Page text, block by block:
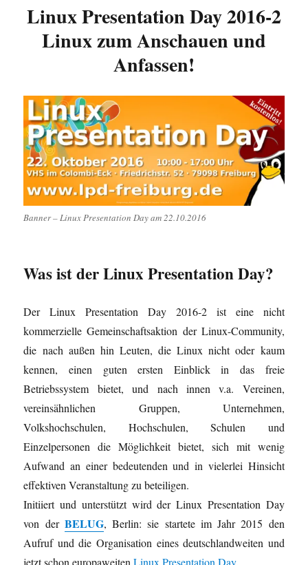
Linux Presentation Day 2016-2
Linux zum Anschauen und
Anfassen!
Banner – Linux Presentation Day am 22.10.2016
Was ist der Linux Presentation Day?
Der Linux Presentation Day 2016-2 ist eine nicht
kommerzielle Gemeinschaftsaktion der Linux-Community,
die nach außen hin Leuten, die Linux nicht oder kaum
kennen, einen guten ersten Einblick in das freie
Betriebssystem bietet, und nach innen v.a. Vereinen,
vereinsähnlichen Gruppen, Unternehmen,
Volkshochschulen, Hochschulen, Schulen und
Einzelpersonen die Möglichkeit bietet, sich mit wenig
Aufwand an einer bedeutenden und in vielerlei Hinsicht
effektiven Veranstaltung zu beteiligen.
Initiiert und unterstützt wird der Linux Presentation Day
von der BELUG, Berlin: sie startete im Jahr 2015 den
Aufruf und die Organisation eines deutschlandweiten und
jetzt schon europaweitenLinux Presentation Day.